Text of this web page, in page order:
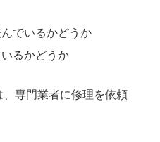
でいるかどうか
るかどうか
専門業者に修理を依頼